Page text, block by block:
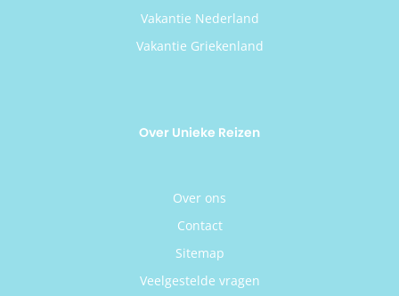
Vakantie Nederland
Vakantie Griekenland
Over Unieke Reizen
Over ons
Contact
Sitemap
Veelgestelde vragen